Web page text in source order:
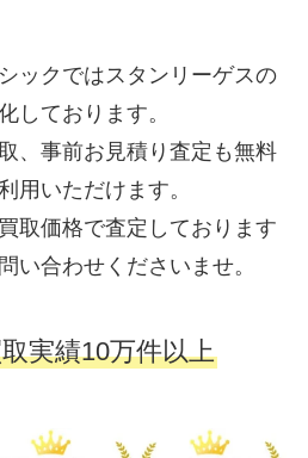
ックではスタンリーゲスの
しております。
、事前お見積り査定も無料
用いただけます。
取価格で査定しております
い合わせくださいませ。
実績10万件以上